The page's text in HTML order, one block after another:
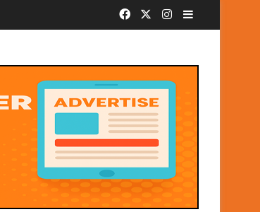
FacebookInstagram
Barra lateral